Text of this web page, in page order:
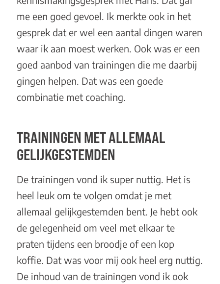
me een goed gevoel. Ik merkte ook in het
gesprek dat er wel een aantal dingen waren
waar ik aan moest werken. Ook was er een
goed aanbod van trainingen die me daarbij
gingen helpen. Dat was een goede
combinatie met coaching.
TRAININGEN MET ALLEMAAL
GELIJKGESTEMDEN
De trainingen vond ik super nuttig. Het is
heel leuk om te volgen omdat je met
allemaal gelijkgestemden bent. Je hebt ook
de gelegenheid om veel met elkaar te
praten tijdens een broodje of een kop
koffie. Dat was voor mij ook heel erg nuttig.
De inhoud van de trainingen vond ik ook